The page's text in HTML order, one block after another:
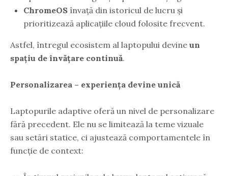
ChromeOS învață din istoricul de lucru și
prioritizează aplicațiile cloud folosite frecvent.
Astfel, întregul ecosistem al laptopului devine un
spațiu de învățare continuă.
Personalizarea – experiența devine unică
Laptopurile adaptive oferă un nivel de personalizare
fără precedent. Ele nu se limitează la teme vizuale
sau setări statice, ci ajustează comportamentele în
funcție de context: